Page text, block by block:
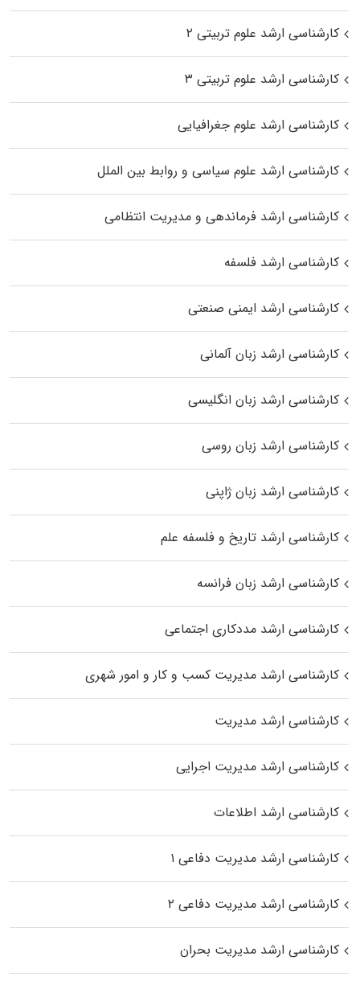
کارشناسی ارشد علوم تربیتی ۲
کارشناسی ارشد علوم تربیتی ۳
کارشناسی ارشد علوم جغرافیایی
کارشناسی ارشد علوم سیاسی و روابط بین الملل
کارشناسی ارشد فرماندهی و مدیریت انتظامی
کارشناسی ارشد فلسفه
کارشناسی ارشد ایمنی صنعتی
کارشناسی ارشد زبان آلمانی
کارشناسی ارشد زبان انگلیسی
کارشناسی ارشد زبان روسی
کارشناسی ارشد زبان ژاپنی
کارشناسی ارشد تاریخ و فلسفه علم
کارشناسی ارشد زبان فرانسه
کارشناسی ارشد مددکاری اجتماعی
کارشناسی ارشد مدیریت کسب و کار و امور شهری
کارشناسی ارشد مدیریت
کارشناسی ارشد مدیریت اجرایی
کارشناسی ارشد اطلاعات
کارشناسی ارشد مدیریت دفاعی ۱
کارشناسی ارشد مدیریت دفاعی ۲
کارشناسی ارشد مدیریت بحران